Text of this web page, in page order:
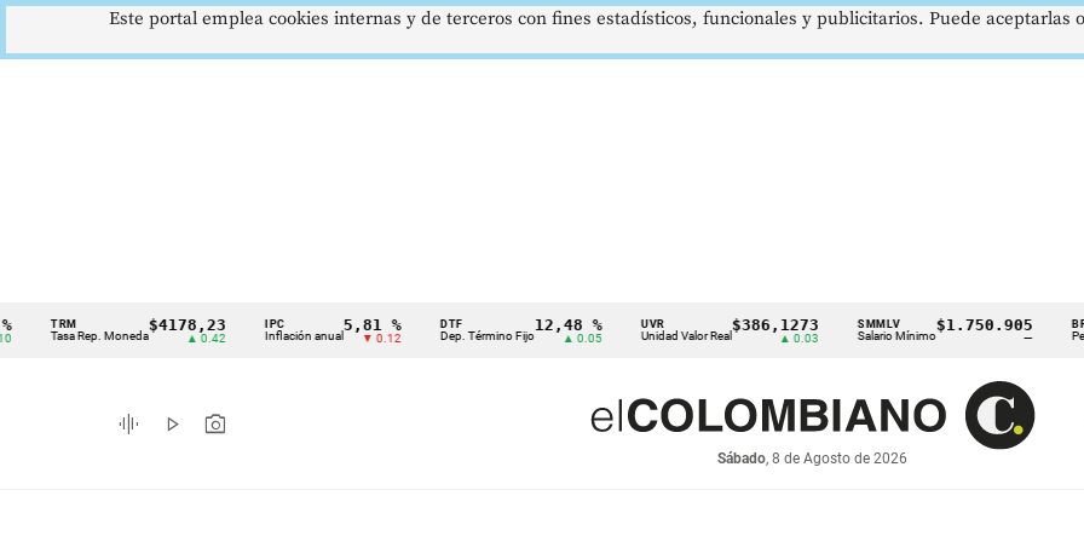
Cintillo
indicadores
económicos
Rep. Moneda
$4178,23
▲ 0.42
IPC
Inflación anual
5,81 %
▼ 0.12
DTF
Dep. Término Fijo
12,48 %
▲ 0.05
UVR
Unidad Valor Real
$386,1273
▲ 0.03
SMMLV
Salario Mínimo
$1.750.905 BRENT
Petróleo
graphic_eq play_arrow photo_camera
Sábado, 8 de Agosto de 2026
Este portal emplea cookies internas y de terceros con fines estadísticos, funcionales y publicitarios. Puede aceptarlas